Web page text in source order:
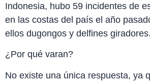
Indonesia, hubo 59 incidentes de
en las costas del país el año
ellos dugongos y delfines giradores.
¿Por qué varan?
No existe una única respuesta, ya